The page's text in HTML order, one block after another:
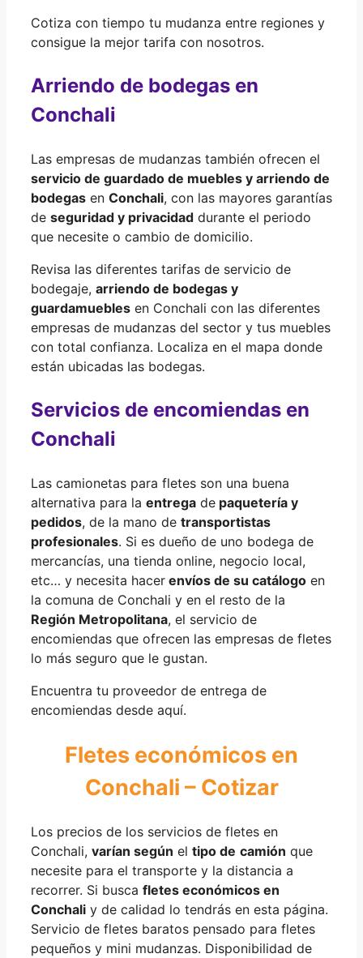
Cotiza con tiempo tu mudanza entre regiones y
consigue la mejor tarifa con nosotros.
Arriendo de bodegas en
Conchali
Las empresas de mudanzas también ofrecen el
servicio de guardado de muebles y arriendo de
bodegas en Conchali, con las mayores garantías
de seguridad y privacidad durante el periodo
que necesite o cambio de domicilio.
Revisa las diferentes tarifas de servicio de
bodegaje, arriendo de bodegas y
guardamuebles en Conchali con las diferentes
empresas de mudanzas del sector y tus muebles
con total confianza. Localiza en el mapa donde
están ubicadas las bodegas.
Servicios de encomiendas en
Conchali
Las camionetas para fletes son una buena
alternativa para la entrega de paquetería y
pedidos, de la mano de transportistas
profesionales. Si es dueño de uno bodega de
mercancías, una tienda online, negocio local,
etc… y necesita hacer envíos de su catálogo en
la comuna de Conchali y en el resto de la
Región Metropolitana, el servicio de
encomiendas que ofrecen las empresas de fletes
lo más seguro que le gustan.
Encuentra tu proveedor de entrega de
encomiendas desde aquí.
Fletes económicos en
Conchali – Cotizar
Los precios de los servicios de fletes en
Conchali, varían según el tipo de camión que
necesite para el transporte y la distancia a
recorrer. Si busca fletes económicos en
Conchali y de calidad lo tendrás en esta página.
Servicio de fletes baratos pensado para fletes
pequeños y mini mudanzas. Disponibilidad de